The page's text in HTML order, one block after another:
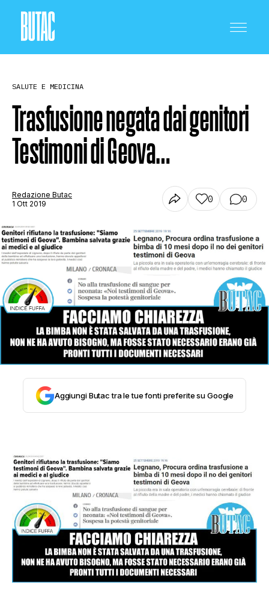
CRONACA E POLITICA
SCIENZA E TECNOLOGIA
SALUTE E MEDICINA
STORIA E CITAZIONI
INTRATTENIMENTO
COMPLOTTI, LEGGENDE URBANE ED
EVERGREEN
EDITORIALI
TRUFFE E SOCIAL NETWORK
CLIMA ED ENERGIA
SALUTE E MEDICINA
Trasfusione negata dai genitori
Testimoni di Geova…
Redazione Butac
1 Ott 2019
0 0
Aggiungi Butac tra le tue fonti preferite su Google